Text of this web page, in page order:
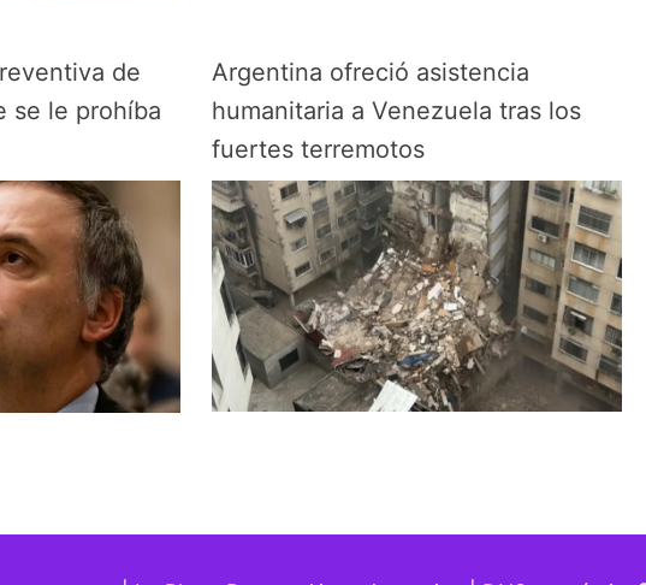
de
se le prohíba
Argentina ofreció asistencia
humanitaria a Venezuela tras los
fuertes terremotos